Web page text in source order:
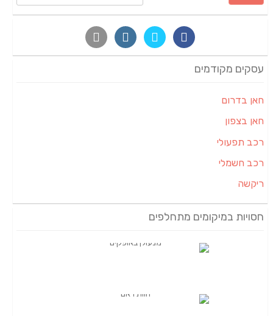
עסקים מקודמים
חאן בדרום
חאן בצפון
רכב תפעולי
רכב חשמלי
ריקשה
חסויות במיקומים מתחלפים